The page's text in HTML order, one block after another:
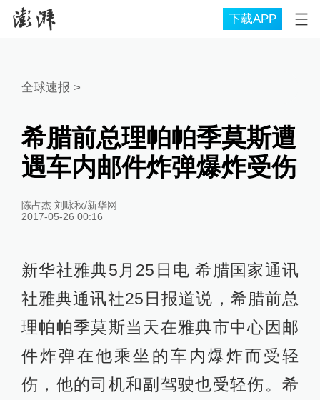
下载APP
全球速报 >
希腊前总理帕帕季莫斯遭
遇车内邮件炸弹爆炸受伤
陈占杰 刘咏秋/新华网
2017-05-26 00:16
新华社雅典5月25日电 希腊国家通讯
社雅典通讯社25日报道说，希腊前总
理帕帕季莫斯当天在雅典市中心因邮
件炸弹在他乘坐的车内爆炸而受轻
伤，他的司机和副驾驶也受轻伤。希